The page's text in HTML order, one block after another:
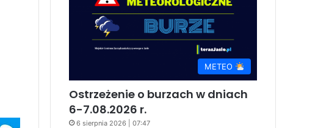
METEO
Ostrzeżenie o burzach w dniach
6-7.08.2026 r.
6 sierpnia 2026 | 07:47